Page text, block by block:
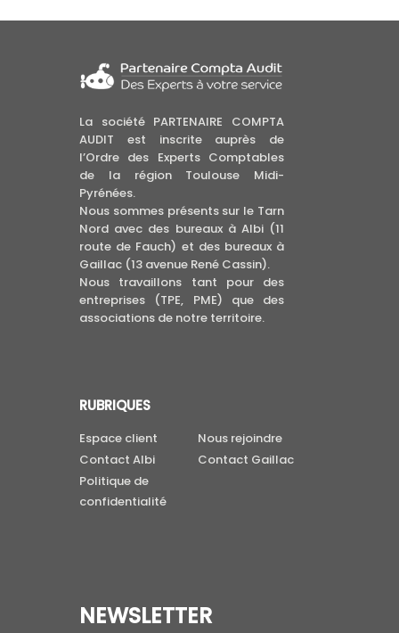
La société PARTENAIRE COMPTA
AUDIT est inscrite auprès de
l’Ordre des Experts Comptables
de la région Toulouse Midi-
Pyrénées.
Nous sommes présents sur le Tarn
Nord avec des bureaux à Albi (11
route de Fauch) et des bureaux à
Gaillac (13 avenue René Cassin).
Nous travaillons tant pour des
entreprises (TPE, PME) que des
associations de notre territoire.
RUBRIQUES
Espace client
Nous rejoindre
Contact Albi
Contact Gaillac
Politique de
confidentialité
NEWSLETTER